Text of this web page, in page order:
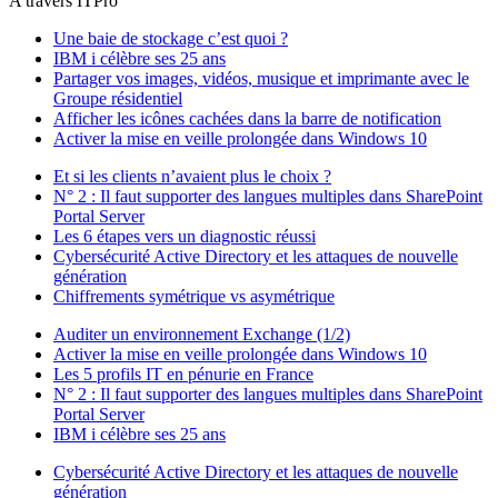
Une baie de stockage c’est quoi ?
IBM i célèbre ses 25 ans
Partager vos images, vidéos, musique et imprimante avec le
Groupe résidentiel
Afficher les icônes cachées dans la barre de notification
Activer la mise en veille prolongée dans Windows 10
Et si les clients n’avaient plus le choix ?
N° 2 : Il faut supporter des langues multiples dans SharePoint
Portal Server
Les 6 étapes vers un diagnostic réussi
Cybersécurité Active Directory et les attaques de nouvelle
génération
Chiffrements symétrique vs asymétrique
Auditer un environnement Exchange (1/2)
Activer la mise en veille prolongée dans Windows 10
Les 5 profils IT en pénurie en France
N° 2 : Il faut supporter des langues multiples dans SharePoint
Portal Server
IBM i célèbre ses 25 ans
Cybersécurité Active Directory et les attaques de nouvelle
génération